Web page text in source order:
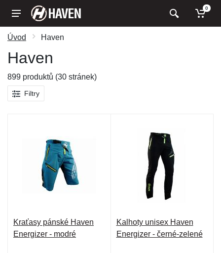
0
Úvod Haven
Haven
899 produktů (30 stránek)
Filtry
Kraťasy pánské Haven
Energizer - modré
Kalhoty unisex Haven
Energizer - černé-zelené